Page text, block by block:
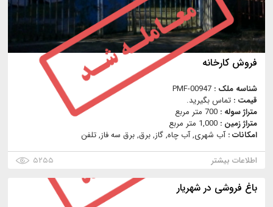
فروش کارخانه
شناسه ملک : PMF-00947
قیمت : تماس بگیرید.
متراژ سوله : 700 متر مربع
متراژ زمین : 1,000 متر مربع
امکانات :آب شهری, آب چاه, گاز, برق, برق سه فاز, تلفن
اطلاعات بیشتر
۵۲۵۵
باغ فروشی در شهریار